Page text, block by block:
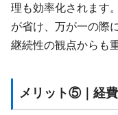
理も効率化されます
が省け、万が一の際
継続性の観点からも
メリット⑤｜経